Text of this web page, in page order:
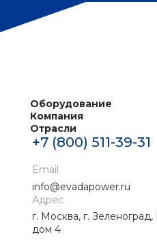
Оборудование
ИБП
Решения для телеком
Компания
О нас
Реализованные проекты
Новости
Контакты
Скачать материалы
Отрасли
Центры обработки данных
Банки
Промышленные ИБП
Медицина
Нефтегаз
+7 (800) 511-39-31
Email
info@evadapower.ru
Адрес
г. Москва, г.
дом 4